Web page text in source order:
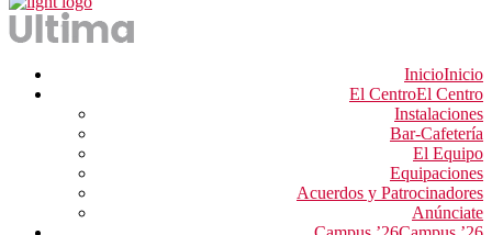
InicioInicio
El CentroEl Centro
Instalaciones
Bar-Cafetería
El Equipo
Equipaciones
Acuerdos y Patrocinadores
Anúnciate